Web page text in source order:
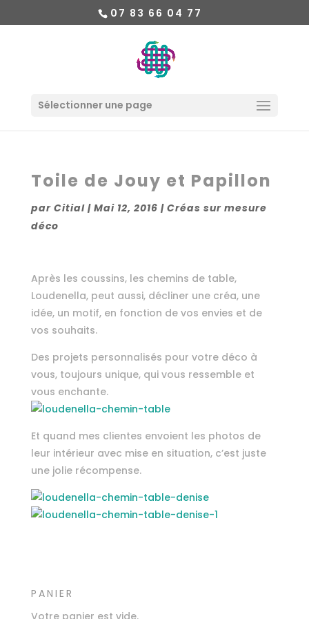
07 83 66 04 77
Sélectionner une page
Toile de Jouy et Papillon
par Citial| Mai 12, 2016 | Créas sur mesure
déco
Après les coussins, les chemins de table,
Loudenella, peut aussi, décliner une créa, une
idée, un motif, en fonction de vos envies et de
vos souhaits.
Des projets personnalisés pour votre déco à
vous, toujours unique, qui vous ressemble et
vous enchante.
Et quand mes clientes envoient les photos de
leur intérieur avec mise en situation, c’est juste
une jolie récompense.
PANIER
Votre panier est vide.